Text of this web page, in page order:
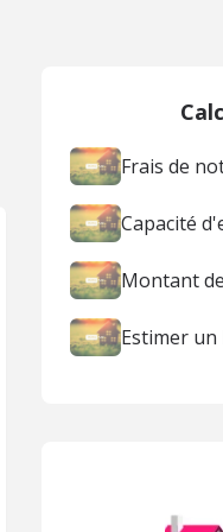
Frais de
Capacité
Montant
Estimer un